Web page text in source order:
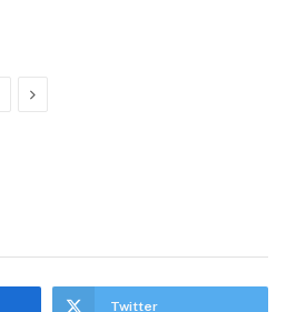
Next
Twitter